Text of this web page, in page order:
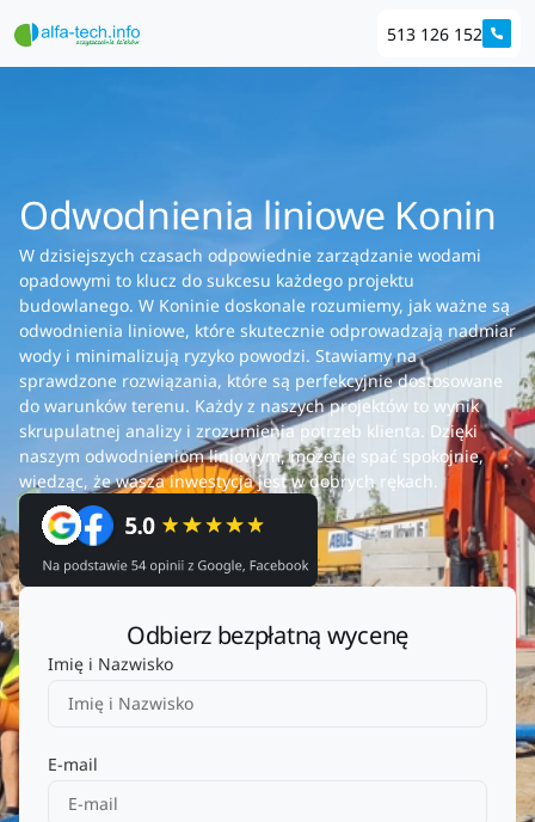
513 126 152
Odwodnienia liniowe Konin
W dzisiejszych czasach odpowiednie zarządzanie wodami
opadowymi to klucz do sukcesu każdego projektu
budowlanego. W Koninie doskonale rozumiemy, jak ważne są
odwodnienia liniowe, które skutecznie odprowadzają nadmiar
wody i minimalizują ryzyko powodzi. Stawiamy na
sprawdzone rozwiązania, które są perfekcyjnie dostosowane
do warunków terenu. Każdy z naszych projektów to wynik
skrupulatnej analizy i zrozumienia potrzeb klienta. Dzięki
naszym odwodnieniom liniowym, możecie spać spokojnie,
wiedząc, że wasza inwestycja jest w dobrych rękach.
Odbierz bezpłatną wycenę
Imię i Nazwisko
E-mail